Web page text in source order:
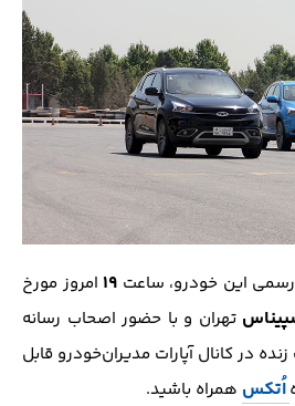
این خودرو، ساعت 19 امروز مورخ
تهران و با حضور اصحاب رسانه
در کانال آپارات مدیران‌خودرو قابل
اُتکس همراه باشید.